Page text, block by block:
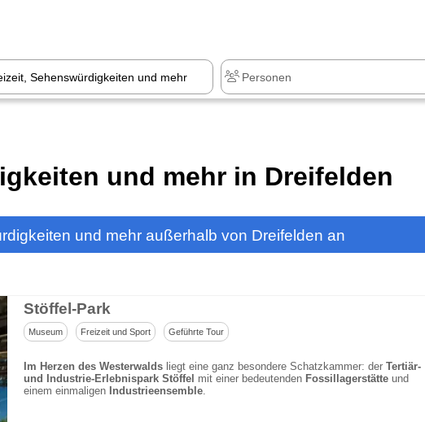
und mehr in Dreifelden
und mehr außerhalb von Dreifelden an
Stöffel-Park
Museum Freizeit und Sport Geführte Tour
Im Herzen des Westerwaldsliegt eine ganz besondere Schatzkammer: der Tertiär-
und Industrie-Erlebnispark Stöffel mit einer bedeutenden Fossillagerstätteund
einem einmaligen Industrieensemble.